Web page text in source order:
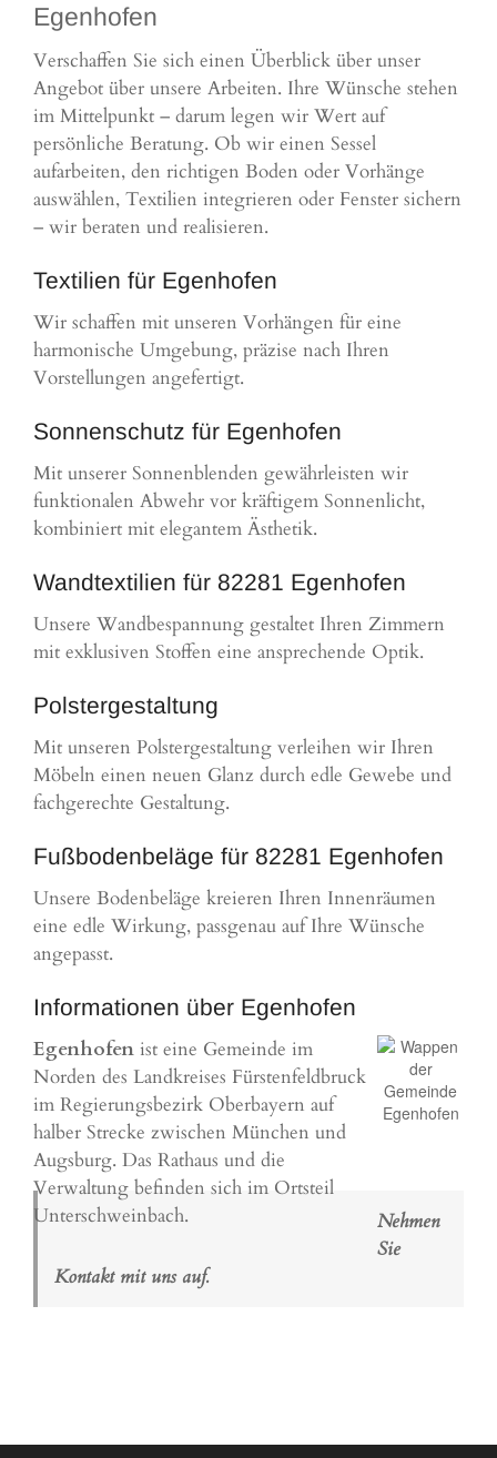
Egenhofen
Verschaffen Sie sich einen Überblick über unser
Angebot über unsere Arbeiten. Ihre Wünsche stehen
im Mittelpunkt – darum legen wir Wert auf
persönliche Beratung. Ob wir einen Sessel
aufarbeiten, den richtigen Boden oder Vorhänge
auswählen, Textilien integrieren oder Fenster sichern
– wir beraten und realisieren.
Textilien für Egenhofen
Wir schaffen mit unseren Vorhängen für eine
harmonische Umgebung, präzise nach Ihren
Vorstellungen angefertigt.
Sonnenschutz für Egenhofen
Mit unserer Sonnenblenden gewährleisten wir
funktionalen Abwehr vor kräftigem Sonnenlicht,
kombiniert mit elegantem Ästhetik.
Wandtextilien für 82281 Egenhofen
Unsere Wandbespannung gestaltet Ihren Zimmern
mit exklusiven Stoffen eine ansprechende Optik.
Polstergestaltung
Mit unseren Polstergestaltung verleihen wir Ihren
Möbeln einen neuen Glanz durch edle Gewebe und
fachgerechte Gestaltung.
Fußbodenbeläge für 82281 Egenhofen
Unsere Bodenbeläge kreieren Ihren Innenräumen
eine edle Wirkung, passgenau auf Ihre Wünsche
angepasst.
Informationen über Egenhofen
Egenhofen ist eine Gemeinde im
Norden des Landkreises Fürstenfeldbruck
im Regierungsbezirk Oberbayern auf
halber Strecke zwischen München und
Augsburg. Das Rathaus und die
Verwaltung befinden sich im Ortsteil
Unterschweinbach.
Nehmen
Sie
Kontakt mit uns auf.